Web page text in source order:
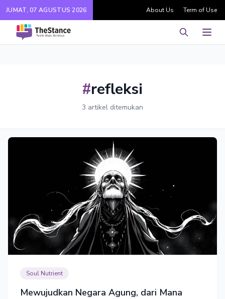
JUMAT, 07 AGUSTUS 2026 About Us Term of Use
Pencarian
#refleksi
3 artikel ditemukan
Soul Nutrient
Mewujudkan Negara Agung, dari Mana